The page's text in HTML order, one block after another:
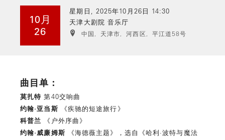
10月
26
星期日, 2025年10月26日 14:30
天津大剧院 音乐厅
中国, 天津市, 河西区, 平江道58号
曲目单：
莫扎特 第40交响曲
约翰·亚当斯《疾驰的短途旅行》
科普兰
《户外序曲》
约翰·威廉姆斯《海德薇主题》，选自《哈利·波特与魔法